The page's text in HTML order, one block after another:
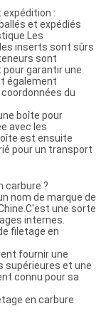
expédition :
et expédiés
inserts sont sûrs
sont
garantir une
également
du
boîte pour
avec les
est ensuite
pour un transport
carbure ?
nom de marque de
une sorte
internes.
filetage en
fournir une
supérieures et une
connu pour sa
en carbure